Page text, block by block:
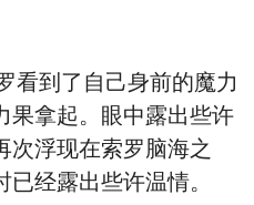
到了自己身前的魔力
果拿起。眼中露出些许
次浮现在索罗脑海之
经露出些许温情。